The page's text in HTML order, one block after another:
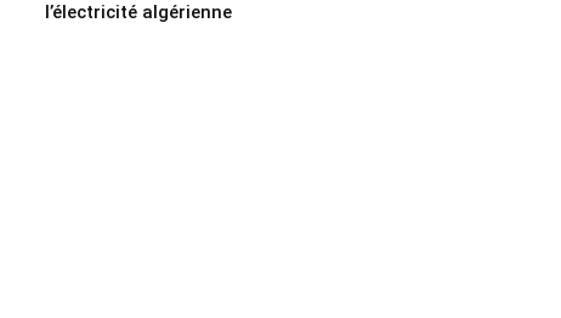
l’électricité algérienne